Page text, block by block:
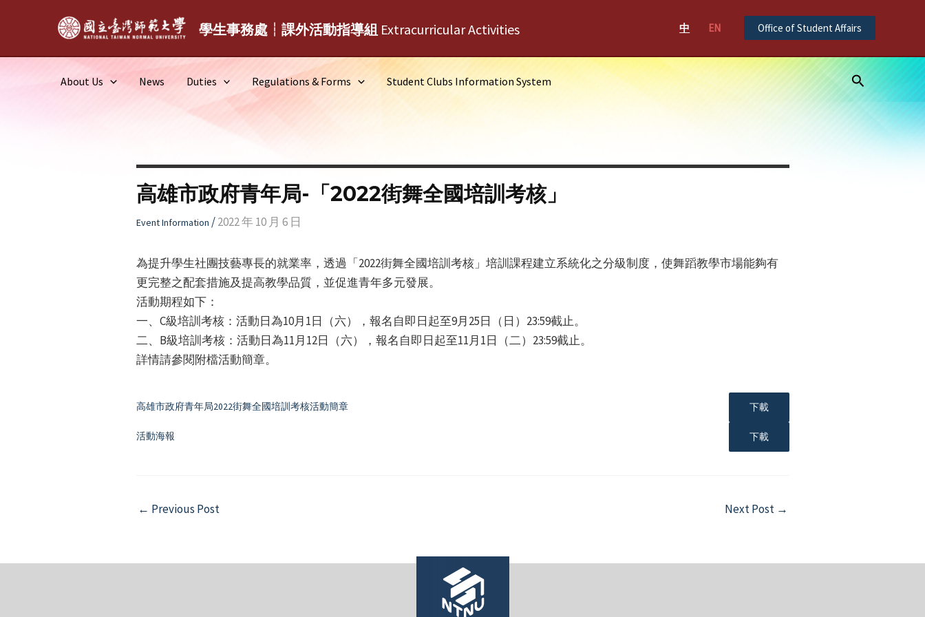
學生事務處┆課外活動指導組 Extracurricular Activities 中 EN Office of Student Affairs
About Us News Duties Regulations & Forms Student Clubs Information System Search
高雄市政府青年局-「2022街舞全國培訓考核」
Event Information /2022 年 10 月 6 日
為提升學生社團技藝專長的就業率，透過「2022街舞全國培訓考核」培訓課程建立系統化之分級制度，使舞蹈教學市場能夠有
更完整之配套措施及提高教學品質，並促進青年多元發展。
活動期程如下：
一、C級培訓考核：活動日為10月1日（六），報名自即日起至9月25日（日）23:59截止。
二、B級培訓考核：活動日為11月12日（六），報名自即日起至11月1日（二）23:59截止。
詳情請參閱附檔活動簡章。
高雄市政府青年局2022街舞全國培訓考核活動簡章 下載
活動海報 下載
Post
← Previous Post Next Post →